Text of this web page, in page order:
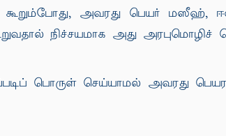
கூறும்போது, அவரது பெயர்
நிச்சயமாக அது அரபுமொழிச்
பொருள் செய்யாமல் அவரது